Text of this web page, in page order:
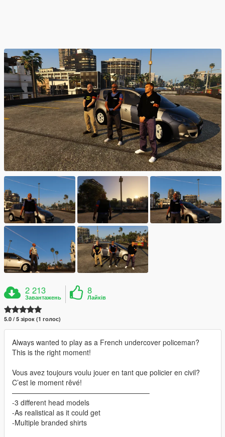
2 213
Завантажень
8
Лайків
5.0 / 5 зірок (1 голос)
Always wanted to play as a French undercover policeman?
This is the right moment!
Vous avez toujours voulu jouer en tant que policier en civil?
C’est le moment rêvé!
———————————————————–
-3 different head models
-As realistical as it could get
-Multiple branded shirts